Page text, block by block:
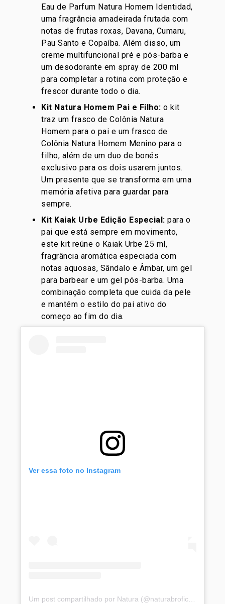
Eau de Parfum Natura Homem Identidad,
uma fragrância amadeirada frutada com
notas de frutas roxas, Davana, Cumaru,
Pau Santo e Copaíba. Além disso, um
creme multifuncional pré e pós-barba e
um desodorante em spray de 200 ml
para completar a rotina com proteção e
frescor durante todo o dia.
Kit Natura Homem Pai e Filho: o kit
traz um frasco de Colônia Natura
Homem para o pai e um frasco de
Colônia Natura Homem Menino para o
filho, além de um duo de bonés
exclusivo para os dois usarem juntos.
Um presente que se transforma em uma
memória afetiva para guardar para
sempre.
Kit Kaiak Urbe Edição Especial: para o
pai que está sempre em movimento,
este kit reúne o Kaiak Urbe 25 ml,
fragrância aromática especiada com
notas aquosas, Sândalo e Âmbar, um gel
para barbear e um gel pós-barba. Uma
combinação completa que cuida da pele
e mantém o estilo do pai ativo do
começo ao fim do dia.
Ver essa foto no Instagram
Um post compartilhado por Natura (@naturabroficial)